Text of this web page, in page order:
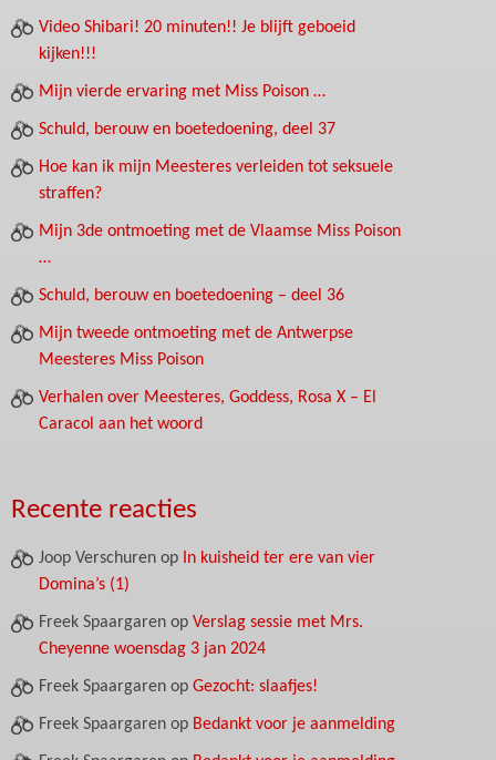
Video Shibari! 20 minuten!! Je blijft geboeid
kijken!!!
Mijn vierde ervaring met Miss Poison …
Schuld, berouw en boetedoening, deel 37
Hoe kan ik mijn Meesteres verleiden tot seksuele
straffen?
Mijn 3de ontmoeting met de Vlaamse Miss Poison
…
Schuld, berouw en boetedoening – deel 36
Mijn tweede ontmoeting met de Antwerpse
Meesteres Miss Poison
Verhalen over Meesteres, Goddess, Rosa X – El
Caracol aan het woord
Recente reacties
Joop Verschuren op In kuisheid ter ere van vier
Domina’s (1)
Freek Spaargaren op Verslag sessie met Mrs.
Cheyenne woensdag 3 jan 2024
Freek Spaargaren op Gezocht: slaafjes!
Freek Spaargaren op Bedankt voor je aanmelding